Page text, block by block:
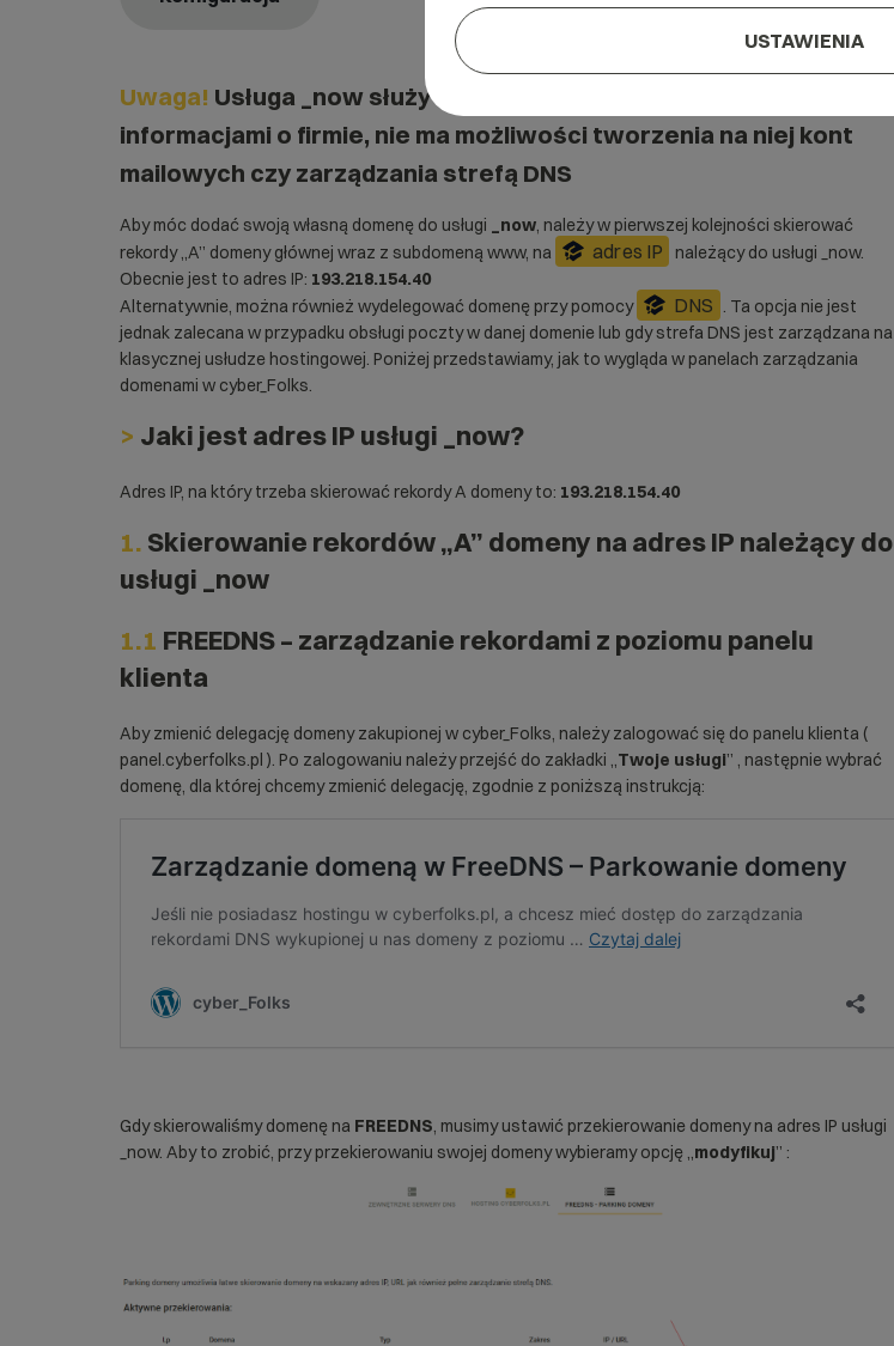
Uwaga! Usługa _now służy do obsługi prostych stron www z
informacjami o firmie, nie ma możliwości tworzenia na niej kont
mailowych czy zarządzania strefą DNS
Aby móc dodać swoją własną domenę do usługi _now, należy w pierwszej kolejności skierować
rekordy „A” domeny głównej wraz z subdomeną www, na
adres IP
należący do usługi _now.
Obecnie jest to adres IP: 193.218.154.40
Alternatywnie, można również wydelegować domenę przy pomocy
DNS . Ta opcja nie jest
jednak zalecana w przypadku obsługi poczty w danej domenie lub gdy strefa DNS jest zarządzana na
klasycznej usłudze hostingowej. Poniżej przedstawiamy, jak to wygląda w panelach zarządzania
domenami w cyber_Folks.
> Jaki jest adres IP usługi _now?
Adres IP, na który trzeba skierować rekordy A domeny to: 193.218.154.40
1. Skierowanie rekordów „A” domeny na adres IP należący do
usługi _now
1.1 FREEDNS – zarządzanie rekordami z poziomu panelu
klienta
Aby zmienić delegację domeny zakupionej w cyber_Folks, należy zalogować się do panelu klienta (
panel.cyberfolks.pl ). Po zalogowaniu należy przejść do zakładki „Twoje usługi” , następnie wybrać
domenę, dla której chcemy zmienić delegację, zgodnie z poniższą instrukcją:
Gdy skierowaliśmy domenę na FREEDNS, musimy ustawić przekierowanie domeny na adres IP usługi
_now. Aby to zrobić, przy przekierowaniu swojej domeny wybieramy opcję „modyfikuj” :
USTAWIENIA